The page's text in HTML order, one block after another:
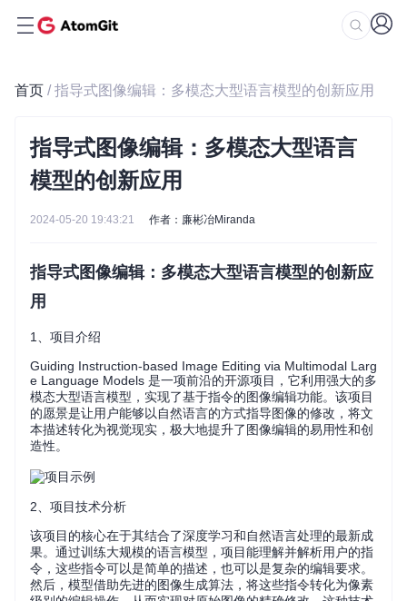
首页 / 指导式图像编辑：多模态大型语言模型的创新应用
指导式图像编辑：多模态大型语言
模型的创新应用
2024-05-20 19:43:21 作者：廉彬冶Miranda
指导式图像编辑：多模态大型语言模型的创新应
用
1、项目介绍
Guiding Instruction-based Image Editing via Multimodal Larg
e Language Models 是一项前沿的开源项目，它利用强大的多
模态大型语言模型，实现了基于指令的图像编辑功能。该项目
的愿景是让用户能够以自然语言的方式指导图像的修改，将文
本描述转化为视觉现实，极大地提升了图像编辑的易用性和创
造性。
2、项目技术分析
该项目的核心在于其结合了深度学习和自然语言处理的最新成
果。通过训练大规模的语言模型，项目能理解并解析用户的指
令，这些指令可以是简单的描述，也可以是复杂的编辑要求。
然后，模型借助先进的图像生成算法，将这些指令转化为像素